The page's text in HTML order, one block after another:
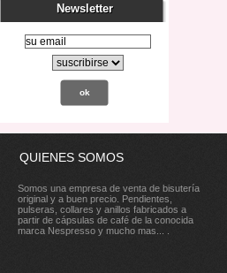
Newsletter
QUIENES SOMOS
Somos una empresa de venta de bisutería
original y a buen precio. Pendientes,
pulseras, collares y anillos fabricados a
partir de cápsulas de café de la conocida
marca Nespresso y mucho mas... .